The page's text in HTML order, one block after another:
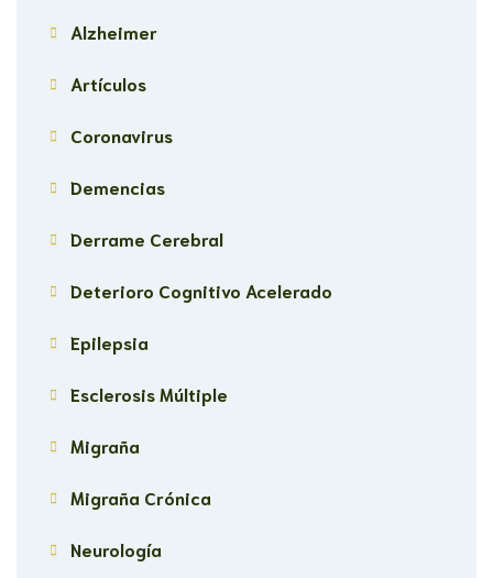
Alzheimer
Artículos
Coronavirus
Demencias
Derrame Cerebral
Deterioro Cognitivo Acelerado
Epilepsia
Esclerosis Múltiple
Migraña
Migraña Crónica
Neurología